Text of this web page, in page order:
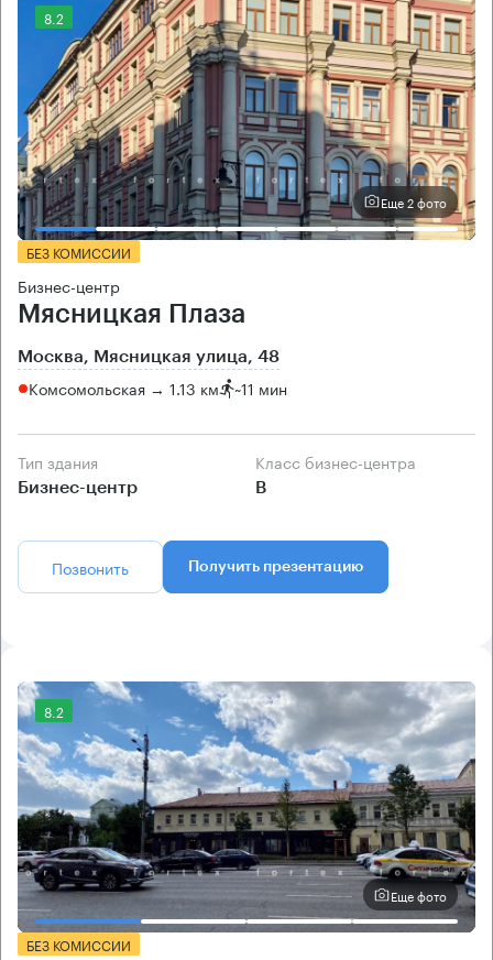
8.2
Еще 2 фото
БЕЗ КОМИССИИ
Бизнес-центр
Мясницкая Плаза
Москва, Мясницкая улица, 48
Комсомольская → 1.13 км ~11 мин
Тип здания
Бизнес-центр
Класс бизнес-центра
B
Позвонить Получить презентацию
8.2
Еще фото
БЕЗ КОМИССИИ